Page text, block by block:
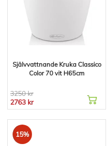
Självvattnande Kruka Classico
Color 70 vit H65cm
3250 kr
2763 kr
15%